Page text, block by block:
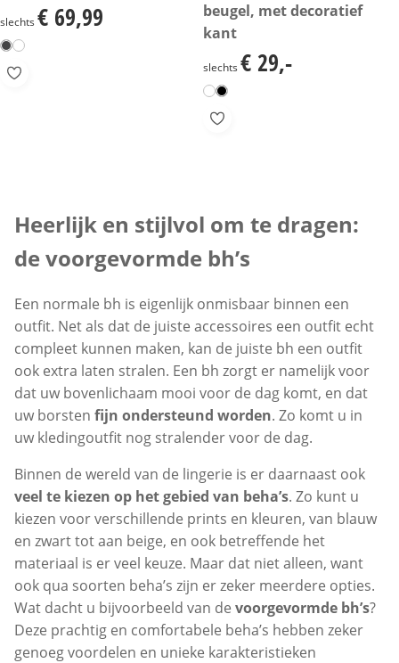
€ 69,99
slechts € 69,99
beugel, met decoratief
kant
€ 29,-
slechts € 29,-
Heerlijk en stijlvol om te dragen:
de voorgevormde bh’s
Een normale bh is eigenlijk onmisbaar binnen een
outfit. Net als dat de juiste accessoires een outfit echt
compleet kunnen maken, kan de juiste bh een outfit
ook extra laten stralen. Een bh zorgt er namelijk voor
dat uw bovenlichaam mooi voor de dag komt, en dat
uw borsten fijn ondersteund worden. Zo komt u in
uw kledingoutfit nog stralender voor de dag.
Binnen de wereld van de lingerie is er daarnaast ook
veel te kiezen op het gebied van beha’s. Zo kunt u
kiezen voor verschillende prints en kleuren, van blauw
en zwart tot aan beige, en ook betreffende het
materiaal is er veel keuze. Maar dat niet alleen, want
ook qua soorten beha’s zijn er zeker meerdere opties.
Wat dacht u bijvoorbeeld van de voorgevormde bh’s?
Deze prachtig en comfortabele beha’s hebben zeker
genoeg voordelen en unieke karakteristieken